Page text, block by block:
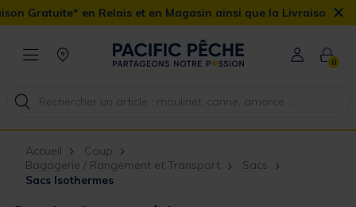
en Relais et en Magasin ainsi que la Livraison ×
0
Accueil
Coup
Bagagerie / Rangement et Transport
Sacs
Sacs Isothermes